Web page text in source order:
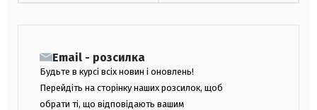
Email - розсилка
Будьте в курсі всіх новин і оновлень!
Перейдіть на сторінку наших розсилок, щоб
обрати ті, що відповідають вашим